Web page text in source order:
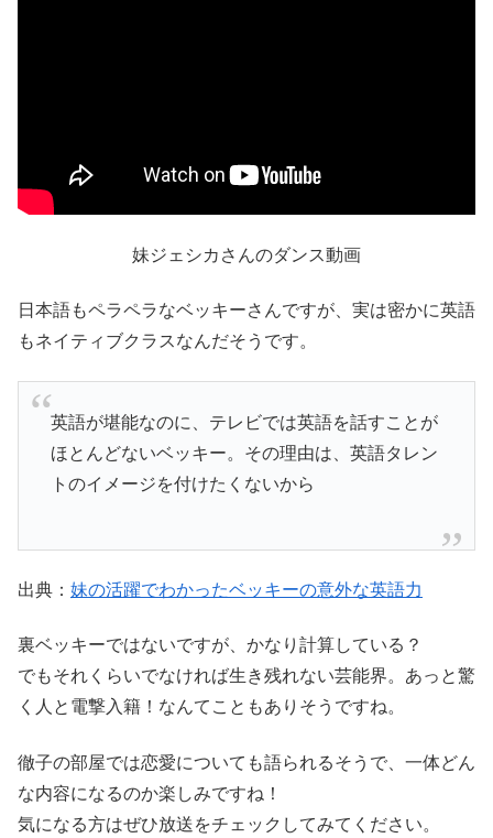
妹ジェシカさんのダンス動画
日本語もペラペラなベッキーさんですが、実は密かに英語
もネイティブクラスなんだそうです。
英語が堪能なのに、テレビでは英語を話すことが
ほとんどないベッキー。その理由は、英語タレン
トのイメージを付けたくないから
出典： 妹の活躍でわかったベッキーの意外な英語力
裏ベッキーではないですが、かなり計算している？
でもそれくらいでなければ生き残れない芸能界。あっと驚
く人と電撃入籍！なんてこともありそうですね。
徹子の部屋では恋愛についても語られるそうで、一体どん
な内容になるのか楽しみですね！
気になる方はぜひ放送をチェックしてみてください。